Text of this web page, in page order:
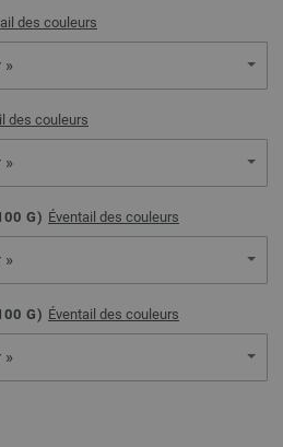
des couleurs
des couleurs
G) Éventail des couleurs
G) Éventail des couleurs